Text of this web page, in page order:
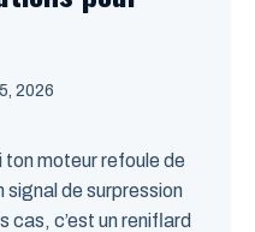
2026
ton moteur refoule de
signal de surpression
cas, c’est un reniflard